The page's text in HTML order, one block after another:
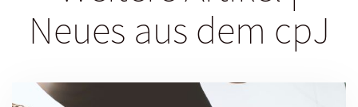
Neues aus dem cpJ